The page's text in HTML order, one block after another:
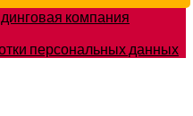
компания
персональных данных